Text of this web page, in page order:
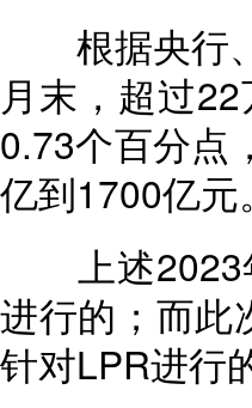
根据央行、
月末，超过
0.73个百分点
亿到1700亿元。
上述2023
进行的；而此
针对LPR进行